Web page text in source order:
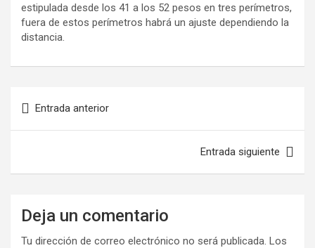
estipulada desde los 41 a los 52 pesos en tres perímetros,
fuera de estos perímetros habrá un ajuste dependiendo la
distancia.
Entrada anterior
Entrada siguiente
Deja un comentario
Tu dirección de correo electrónico no será publicada. Los